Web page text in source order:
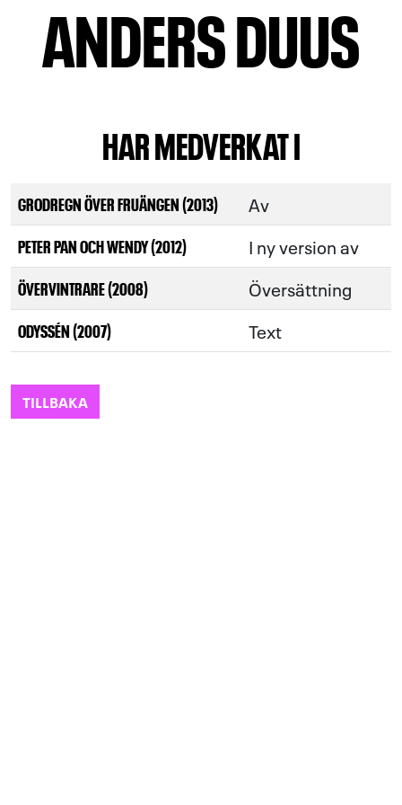
ANDERS DUUS
HAR MEDVERKAT I
GRODREGN ÖVER FRUÄNGEN (2013) Av
PETER PAN OCH WENDY (2012) I ny version av
ÖVERVINTRARE (2008) Översättning
ODYSSÉN (2007) Text
TILLBAKA